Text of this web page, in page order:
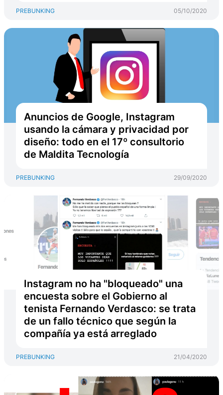
PREBUNKING 05/10/2020
Anuncios de Google, Instagram
usando la cámara y privacidad por
diseño: todo en el 17º consultorio
de Maldita Tecnología
PREBUNKING 29/09/2020
Instagram no ha "bloqueado" una
encuesta sobre el Gobierno al
tenista Fernando Verdasco: se trata
de un fallo técnico que según la
compañía ya está arreglado
PREBUNKING 21/04/2020